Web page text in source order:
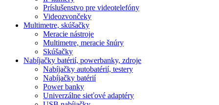
Príslušenstvo pre videotelefóny
Videozvončeky
Multimetre, skúšačky
Meracie nástroje
Multimetre, meracie šnúry
Skúšačky
Nabíjačky batérií, powerbanky, zdroje
Nabíjačky autobatérií, testery
Nabíjačky batérií
Power banky
Univerzálne sieťové adaptéry